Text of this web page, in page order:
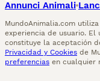
Annunci Animali
MundoAnimalia.com
experiencia de usuario. El
constituye la aceptación
Privacidad y Cookies de
preferencias en cualquier